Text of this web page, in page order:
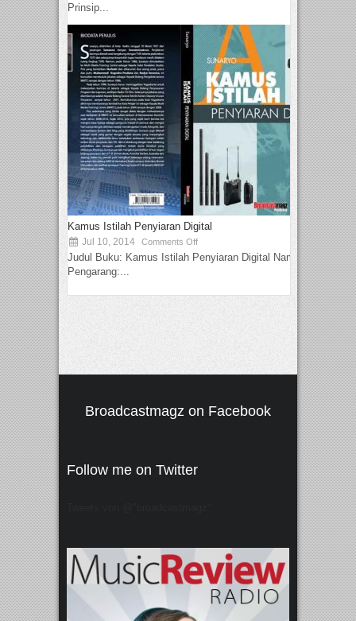
Prinsip...
Kamus Istilah Penyiaran Digital
Jul 10, 2014 Comments Off
Judul Buku: Kamus Istilah Penyiaran Digital Nama
Pengarang:...
Broadcastmagz on Facebook
Follow me on Twitter